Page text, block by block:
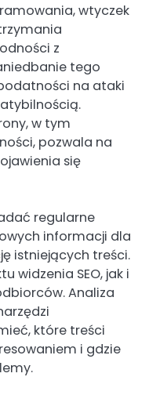
wtyczek
z
tego
na ataki
w tym
pozwala na
się
regularne
informacji dla
istniejących treści.
widzenia SEO, jak i
Analiza
które treści
i gdzie